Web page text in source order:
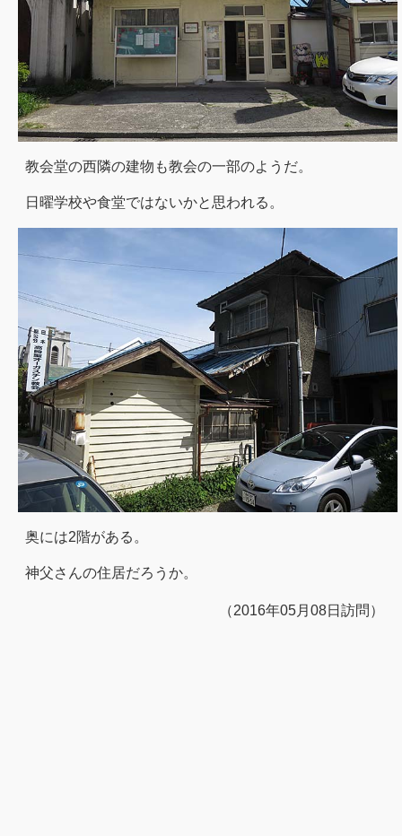
教会堂の西隣の建物も教会の一部のようだ。
日曜学校や食堂ではないかと思われる。
奥には2階がある。
神父さんの住居だろうか。
（2016年05月08日訪問）